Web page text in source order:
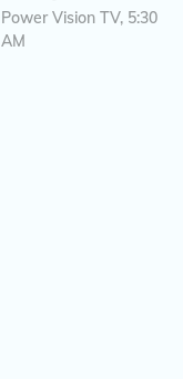
Power Vision TV, 5:30
AM